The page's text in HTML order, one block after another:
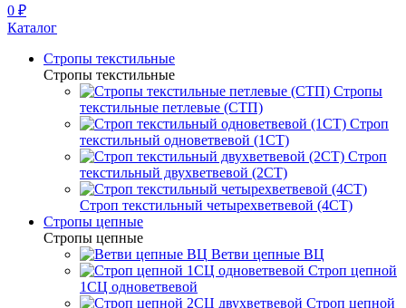
0 ₽
Каталог
Стропы текстильные
Стропы текстильные
Стропы
текстильные петлевые (СТП)
Строп
текстильный одноветвевой (1СТ)
Строп
текстильный двухветвевой (2СТ)
Строп текстильный четырехветвевой (4СТ)
Стропы цепные
Стропы цепные
Ветви цепные ВЦ
Строп цепной
1СЦ одноветвевой
Строп цепной